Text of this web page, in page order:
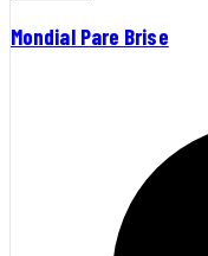
Mondial Pare Brise